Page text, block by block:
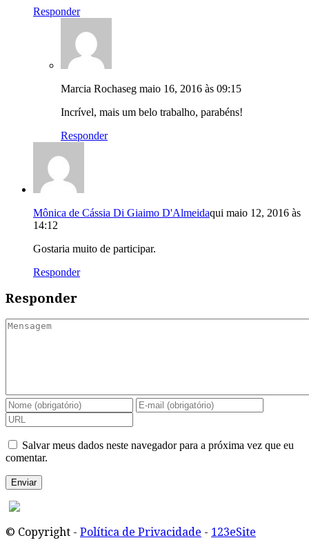
Responder
Marcia Rochaseg maio 16, 2016 às 09:15
Incrível, mais um belo trabalho, parabéns!
Responder
Mônica de Cássia Di Giaimo D'Almeidaqui maio 12, 2016 às
14:12
Gostaria muito de participar.
Responder
Responder
Salvar meus dados neste navegador para a próxima vez que eu
comentar.
© Copyright - Política de Privacidade - 123eSite